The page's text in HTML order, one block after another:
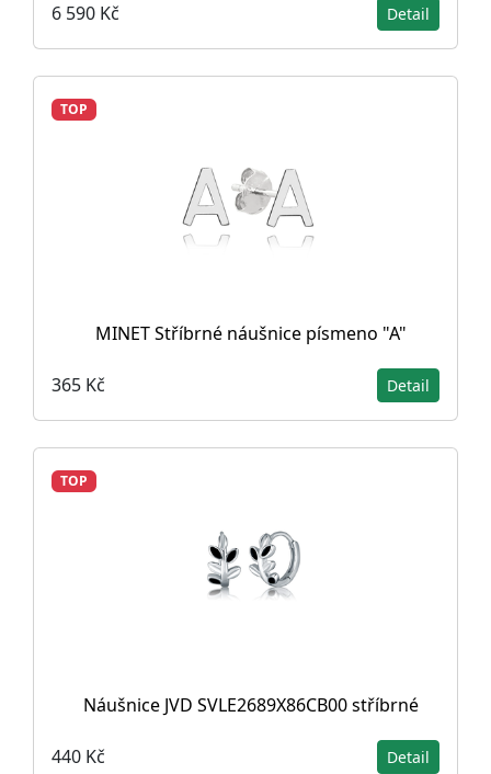
6 590 Kč Detail
TOP
MINET Stříbrné náušnice písmeno "A"
365 Kč Detail
TOP
Náušnice JVD SVLE2689X86CB00 stříbrné
440 Kč Detail